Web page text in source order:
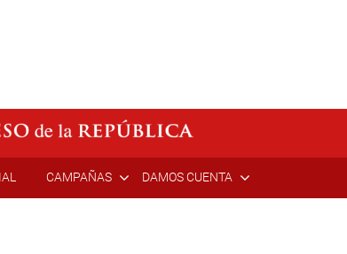
CAMPAÑAS DAMOS CUENTA